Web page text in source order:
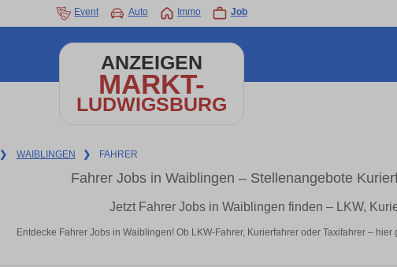
Event Auto Immo Job
ANZEIGEN
MARKT-
LUDWIGSBURG
❯ WAIBLINGEN ❯ FAHRER
Fahrer Jobs in Waiblingen – Stellenangebote
Jetzt Fahrer Jobs in Waiblingen finden – LKW,
Entdecke Fahrer Jobs in Waiblingen! Ob LKW-Fahrer, Kurierfahrer oder Taxifahrer – hier